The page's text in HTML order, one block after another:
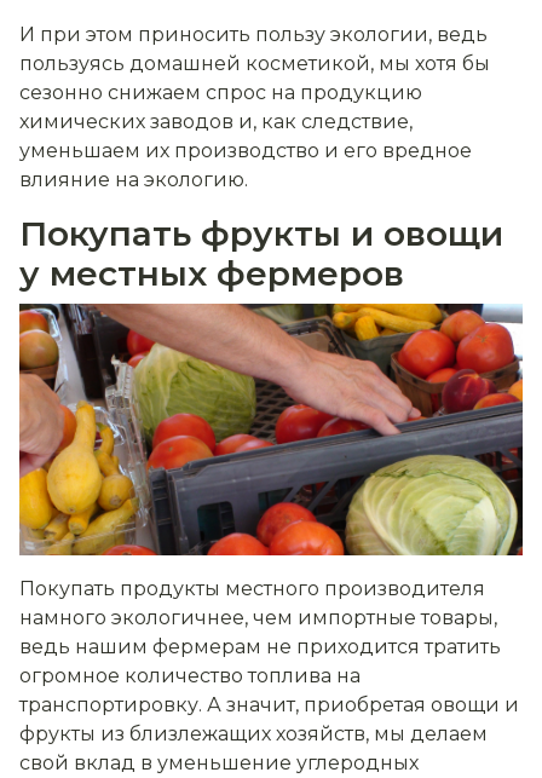
И при этом приносить пользу экологии, ведь
пользуясь домашней косметикой, мы хотя бы
сезонно снижаем спрос на продукцию
химических заводов и, как следствие,
уменьшаем их производство и его вредное
влияние на экологию.
Покупать фрукты и овощи
у местных фермеров
Покупать продукты местного производителя
намного экологичнее, чем импортные товары,
ведь нашим фермерам не приходится тратить
огромное количество топлива на
транспортировку. А значит, приобретая овощи и
фрукты из близлежащих хозяйств, мы делаем
свой вклад в уменьшение углеродных